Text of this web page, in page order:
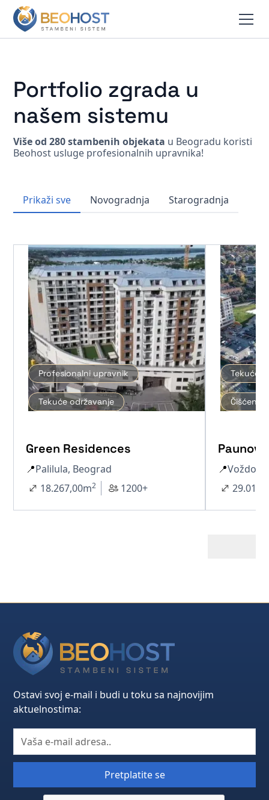
Portfolio zgrada u
našem sistemu
Više od 280 stambenih objekata u Beogradu koristi
Beohost usluge profesionalnih upravnika!
Prikaži sve Novogradnja Starogradnja
Profesionalni upravnik
Tekuće održavanje
Green Residences
📍Palilula, Beograd
18.267,00m2 1200+
Tekuće
Čišćenje
Paunov
📍
Ostavi svoj e-mail i budi u toku sa najnovijim
aktuelnostima: